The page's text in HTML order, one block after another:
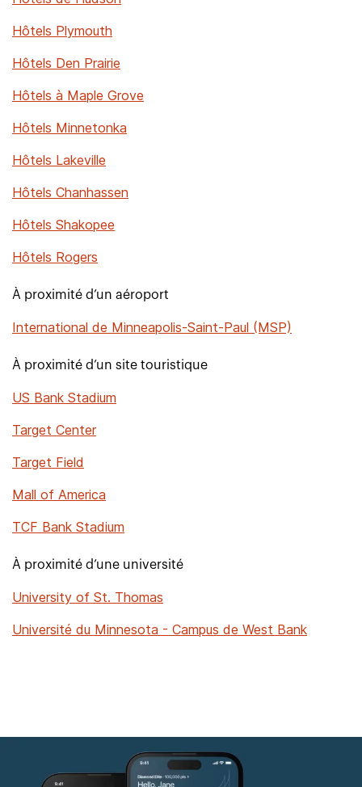
Hôtels Plymouth
Hôtels Den Prairie
Hôtels à Maple Grove
Hôtels Minnetonka
Hôtels Lakeville
Hôtels Chanhassen
Hôtels Shakopee
Hôtels Rogers
À proximité d’un aéroport
International de Minneapolis-Saint-Paul (MSP)
À proximité d’un site touristique
US Bank Stadium
Target Center
Target Field
Mall of America
TCF Bank Stadium
À proximité d’une université
University of St. Thomas
Université du Minnesota - Campus de West Bank